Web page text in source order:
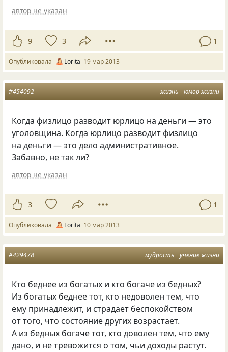
автор не указан
9 3 1
Опубликовала Lorita 19 мар 2013
жизнь юмор жизни
#454092
Когда физлицо разводит юрлицо на деньги — это
уголовщина. Когда юрлицо разводит физлицо
на деньги — это дело административное.
Забавно, не так ли?
автор не указан
3 1
Опубликовала Lorita 10 мар 2013
мудрость учение жизни
#429478
Кто беднее из богатых и кто богаче из бедных?
Из богатых беднее тот, кто недоволен тем, что
ему принадлежит, и страдает беспокойством
от того, что состояние других возрастает.
А из бедных богаче тот, кто доволен тем, что ему
дано, и не тревожится о том, чьи доходы растут.